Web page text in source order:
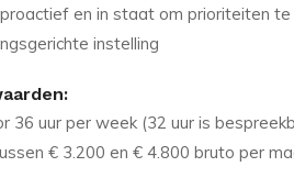
en in staat om prioriteiten te
instelling
36 uur per week (32 uur is
€ 3.200 en € 4.800 bruto per